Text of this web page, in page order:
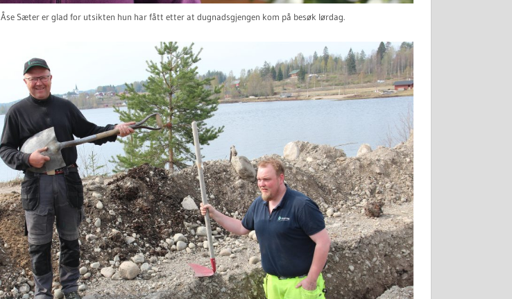
Åse Sæter er glad for utsikten hun har fått etter at dugnadsgjengen kom på besøk lørdag.